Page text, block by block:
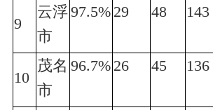
9
云浮
市
97.5% 29 48 143
10
茂名
市
96.7% 26 45 136